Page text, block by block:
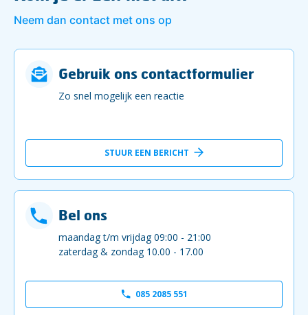
Neem dan contact met ons op
Gebruik ons contactformulier
Zo snel mogelijk een reactie
STUUR EEN BERICHT
Bel ons
maandag t/m vrijdag 09:00 - 21:00
zaterdag & zondag 10.00 - 17.00
085 2085 551